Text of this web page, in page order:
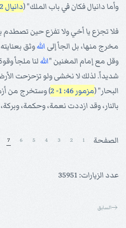
وأما دانيال فكان في باب الملك" (دانيال 2: 49
فلا تجزع يا أخي ولا تفزع حين تصطدم
مخرج منها، بل الجأ إلى اللهوثق
وقل مع إمام المغنين "الله لنا ملجأ
شديداً. لذلك لا نخشى ولو تزحزحت
البحار" (مزمور 46: 1- 2
) وستخرج من
بالنار، وقد ازددت نعمة، وحكمة،
الصفحة 1
2
3
4
5
6
7
عدد الزيارات: 35951
السابق